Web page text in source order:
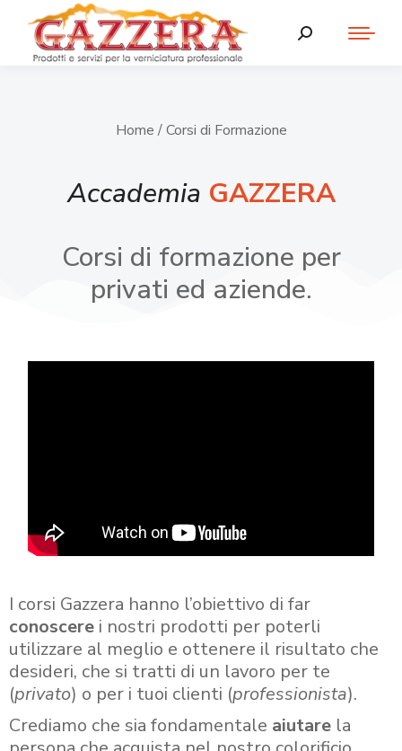
Home / Corsi di Formazione
Accademia GAZZERA
Corsi di formazione per
privati ed aziende.
I corsi Gazzera hanno l’obiettivo di far
conoscere i nostri prodotti per poterli
utilizzare al meglio e ottenere il risultato che
desideri, che si tratti di un lavoro per te
(privato) o per i tuoi clienti (professionista).
Crediamo che sia fondamentale aiutare la